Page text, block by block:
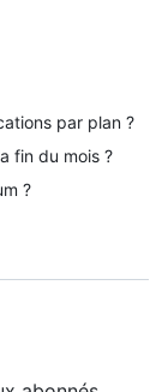
par plan ?
fin du mois ?
?